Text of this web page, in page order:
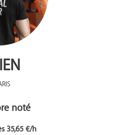
noté
35,65 €/h